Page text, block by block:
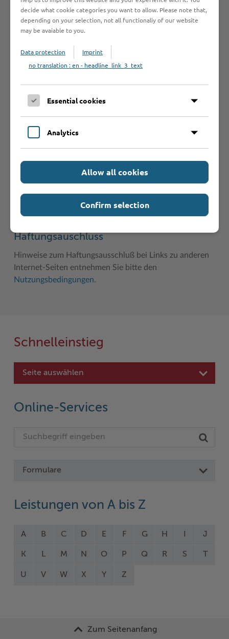
Anfangsbuchstabe des Betriebes
N
S T U V W Y Z Ö 2
Betrieb anmelden
Ihren Betrieb in 3 einfachen Schritten an.
Haftungsauschluss
Hinweise zum Haftungsausschluß bei Links zu anderen
Internet-Seiten entnehmen Sie bitte den
Nutzungsbedingungen.
Schnelleinstieg
Seite auswählen
Online-Services
Formulare
Leistungen von A bis Z
A B C D E F G H J
K L M N O P Q R S T
U V W X Y Z
Zum Seitenanfang
decide what cookie categories you want to allow. Please note that,
depending on your selection, not all functionaliy of our website
may be avaiable to you.
Data protection
Imprint
no translation : en - headline_link_3_text
Essential cookies
Analytics
Allow all cookies
Confirm selection